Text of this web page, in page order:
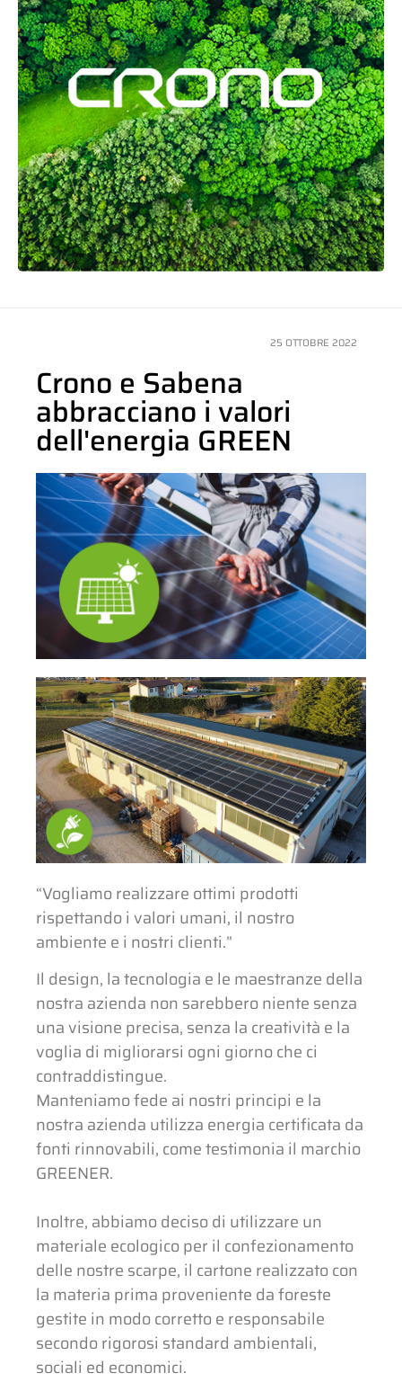
25 OTTOBRE 2022
Crono e Sabena
abbracciano i valori
dell'energia GREEN
“Vogliamo realizzare ottimi prodotti
rispettando i valori umani, il nostro
ambiente e i nostri clienti.”
Il design, la tecnologia e le maestranze della
nostra azienda non sarebbero niente senza
una visione precisa, senza la creatività e la
voglia di migliorarsi ogni giorno che ci
contraddistingue.
Manteniamo fede ai nostri principi e la
nostra azienda utilizza energia certificata da
fonti rinnovabili, come testimonia il marchio
GREENER.
Inoltre, abbiamo deciso di utilizzare un
materiale ecologico per il confezionamento
delle nostre scarpe, il cartone realizzato con
la materia prima proveniente da foreste
gestite in modo corretto e responsabile
secondo rigorosi standard ambientali,
sociali ed economici.